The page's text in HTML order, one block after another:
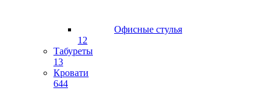
Офисные стулья
12
Табуреты
13
Кровати
644